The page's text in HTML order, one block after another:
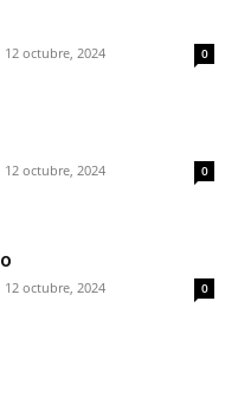
12 octubre, 2024 0
12 octubre, 2024 0
12 octubre, 2024 0